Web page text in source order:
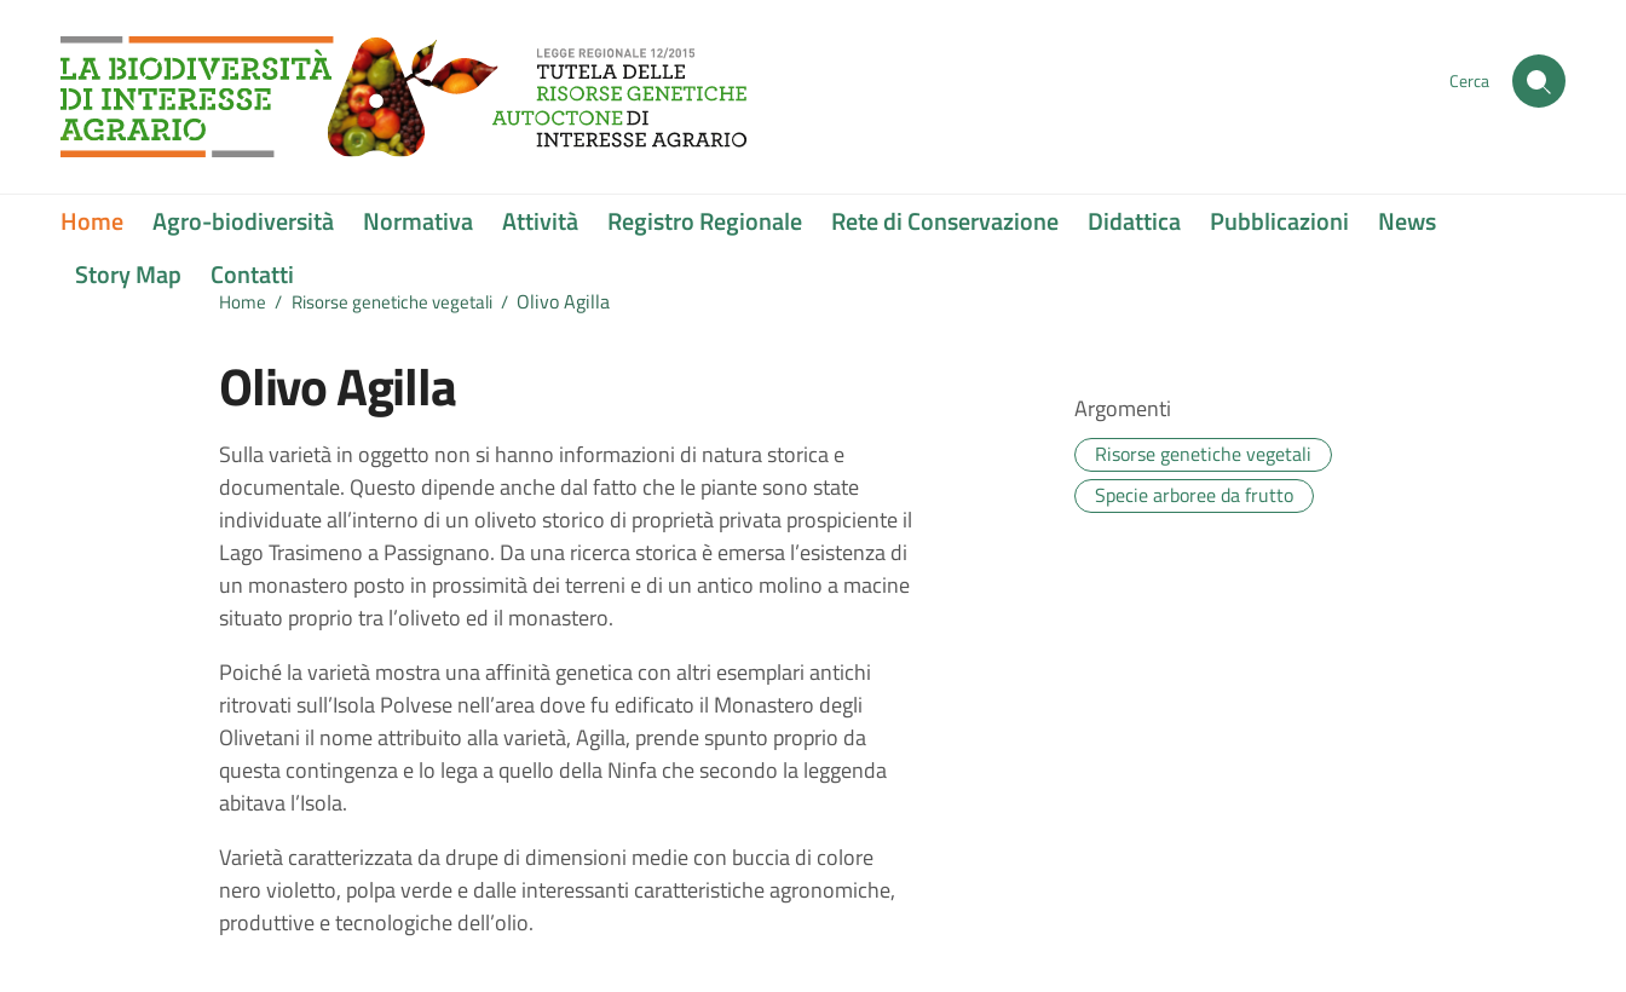
Vai al menu di navigazione
Vai al footer
Cerca
Submenu
Home Agro-biodiversità Normativa Attività Registro Regionale Rete di Conservazione Didattica Pubblicazioni
News
Story Map
Contatti
Home / Risorse genetiche vegetali / Olivo Agilla
Olivo Agilla
Sulla varietà in oggetto non si hanno informazioni di natura storica e
documentale. Questo dipende anche dal fatto che le piante sono state
individuate all’interno di un oliveto storico di proprietà privata prospiciente il
Lago Trasimeno a Passignano. Da una ricerca storica è emersa l’esistenza di
un monastero posto in prossimità dei terreni e di un antico molino a macine
situato proprio tra l’oliveto ed il monastero.
Poiché la varietà mostra una affinità genetica con altri esemplari antichi
ritrovati sull’Isola Polvese nell’area dove fu edificato il Monastero degli
Olivetani il nome attribuito alla varietà, Agilla, prende spunto proprio da
questa contingenza e lo lega a quello della Ninfa che secondo la leggenda
abitava l’Isola.
Varietà caratterizzata da drupe di dimensioni medie con buccia di colore
nero violetto, polpa verde e dalle interessanti caratteristiche agronomiche,
produttive e tecnologiche dell’olio.
Argomenti
Risorse genetiche vegetali
Specie arboree da frutto